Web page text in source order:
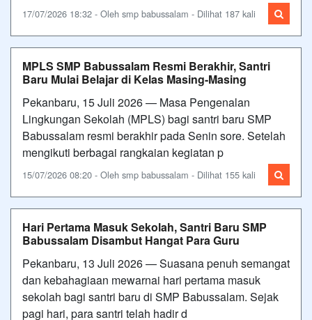
17/07/2026 18:32 - Oleh smp babussalam - Dilihat 187 kali
MPLS SMP Babussalam Resmi Berakhir, Santri
Baru Mulai Belajar di Kelas Masing-Masing
Pekanbaru, 15 Juli 2026 — Masa Pengenalan
Lingkungan Sekolah (MPLS) bagi santri baru SMP
Babussalam resmi berakhir pada Senin sore. Setelah
mengikuti berbagai rangkaian kegiatan p
15/07/2026 08:20 - Oleh smp babussalam - Dilihat 155 kali
Hari Pertama Masuk Sekolah, Santri Baru SMP
Babussalam Disambut Hangat Para Guru
Pekanbaru, 13 Juli 2026 — Suasana penuh semangat
dan kebahagiaan mewarnai hari pertama masuk
sekolah bagi santri baru di SMP Babussalam. Sejak
pagi hari, para santri telah hadir d